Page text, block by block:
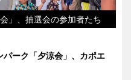
」、抽選会の参加者たち
パーク「夕涼会」、カポエ